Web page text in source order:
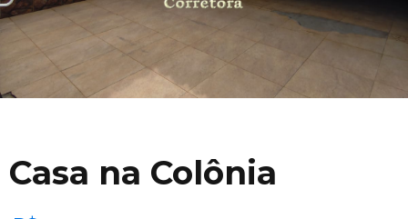
Casa na Colônia